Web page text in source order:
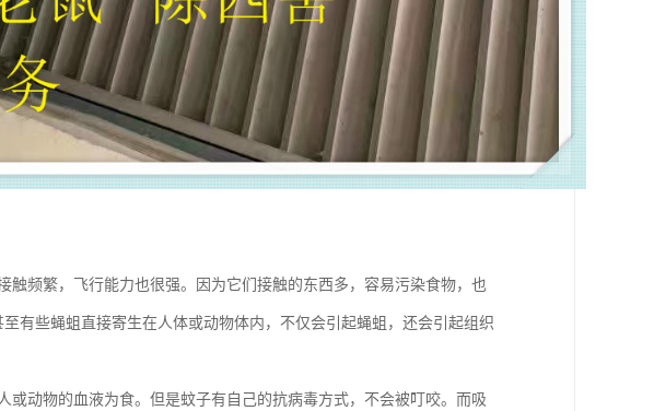
触频繁，飞行能力也很强。因为它们接触的东西多，容易污染食物，也
有些蝇蛆直接寄生在人体或动物体内，不仅会引起蝇蛆，还会引起组织
动物的血液为食。但是蚊子有自己的抗病毒方式，不会被叮咬。而吸